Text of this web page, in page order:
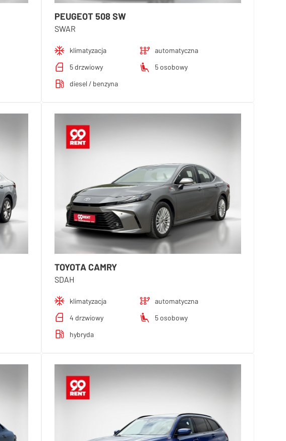
PEUGEOT 508 SW
SWAR
klimatyzacja
automatyczna
5 drzwiowy
5 osobowy
diesel / benzyna
TOYOTA CAMRY
SDAH
klimatyzacja
automatyczna
4 drzwiowy
5 osobowy
hybryda